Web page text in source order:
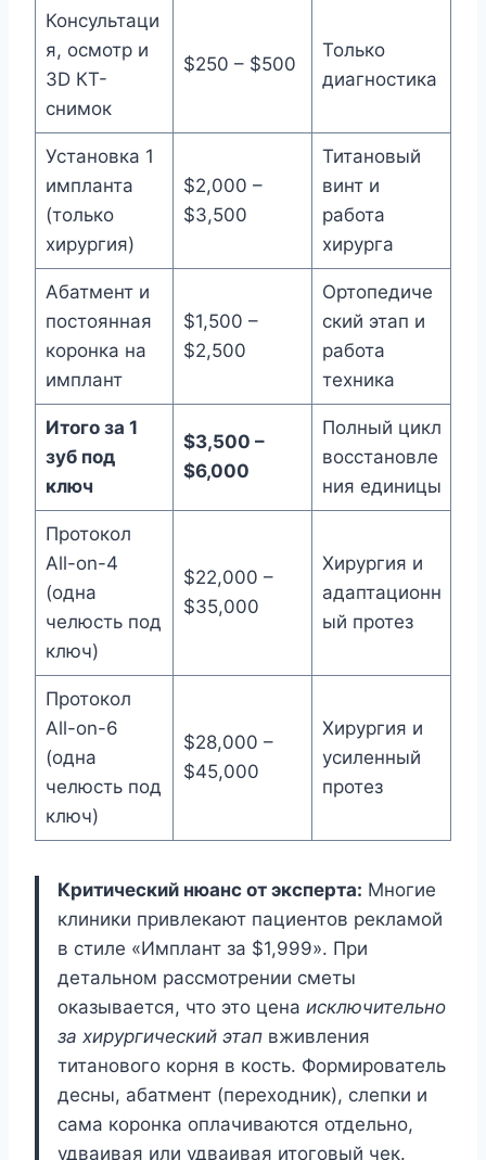
Консультаци
я, осмотр и
3D КТ-
снимок
$250 – $500
Только
диагностика
Установка 1
импланта
(только
хирургия)
$2,000 –
$3,500
Титановый
винт и
работа
хирурга
Абатмент и
постоянная
коронка на
имплант
$1,500 –
$2,500
Ортопедиче
ский этап и
работа
техника
Итого за 1
зуб под
ключ
$3,500 –
$6,000
Полный цикл
восстановле
ния единицы
Протокол
All-on-4
(одна
челюсть под
ключ)
$22,000 –
$35,000
Хирургия и
адаптационн
ый протез
Протокол
All-on-6
(одна
челюсть под
ключ)
$28,000 –
$45,000
Хирургия и
усиленный
протез
Критический нюанс от эксперта: Многие
клиники привлекают пациентов рекламой
в стиле «Имплант за $1,999». При
детальном рассмотрении сметы
оказывается, что это цена исключительно
за хирургический этап вживления
титанового корня в кость. Формирователь
десны, абатмент (переходник), слепки и
сама коронка оплачиваются отдельно,
удваивая или удваивая итоговый чек.